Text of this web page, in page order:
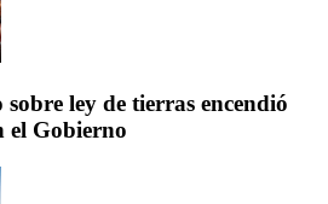
ley de tierras encendió
el Gobierno